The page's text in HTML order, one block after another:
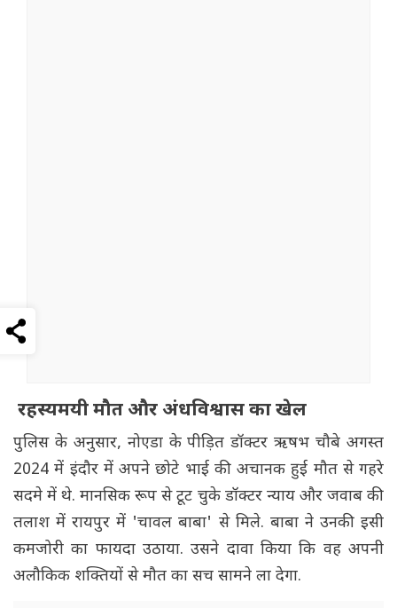
रहस्यमयी मौत और अंधविश्वास का खेल
पुलिस के अनुसार, नोएडा के पीड़ित डॉक्टर ऋषभ चौबे अगस्त
2024 में इंदौर में अपने छोटे भाई की अचानक हुई मौत से गहरे
सदमे में थे. मानसिक रूप से टूट चुके डॉक्टर न्याय और जवाब की
तलाश में रायपुर में 'चावल बाबा' से मिले. बाबा ने उनकी इसी
कमजोरी का फायदा उठाया. उसने दावा किया कि वह अपनी
अलौकिक शक्तियों से मौत का सच सामने ला देगा.